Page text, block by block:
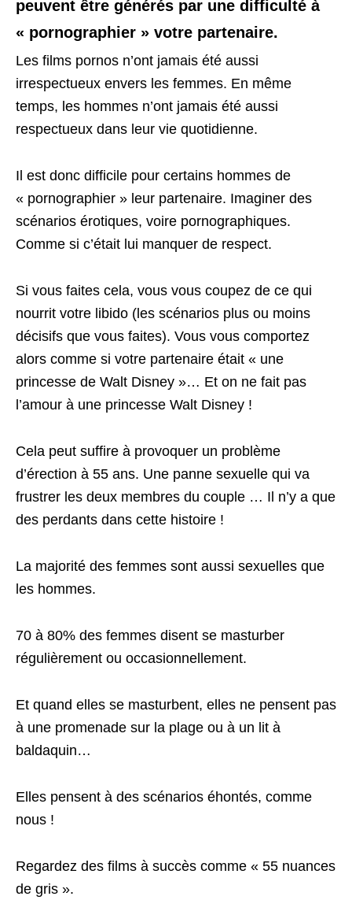
peuvent être générés par une difficulté à
« pornographier » votre partenaire.
Les films pornos n’ont jamais été aussi
irrespectueux envers les femmes. En même
temps, les hommes n’ont jamais été aussi
respectueux dans leur vie quotidienne.
Il est donc difficile pour certains hommes de
« pornographier » leur partenaire. Imaginer des
scénarios érotiques, voire pornographiques.
Comme si c’était lui manquer de respect.
Si vous faites cela, vous vous coupez de ce qui
nourrit votre libido (les scénarios plus ou moins
décisifs que vous faites). Vous vous comportez
alors comme si votre partenaire était « une
princesse de Walt Disney »… Et on ne fait pas
l’amour à une princesse Walt Disney !
Cela peut suffire à provoquer un problème
d’érection à 55 ans. Une panne sexuelle qui va
frustrer les deux membres du couple … Il n’y a que
des perdants dans cette histoire !
La majorité des femmes sont aussi sexuelles que
les hommes.
70 à 80% des femmes disent se masturber
régulièrement ou occasionnellement.
Et quand elles se masturbent, elles ne pensent pas
à une promenade sur la plage ou à un lit à
baldaquin…
Elles pensent à des scénarios éhontés, comme
nous !
Regardez des films à succès comme « 55 nuances
de gris ».